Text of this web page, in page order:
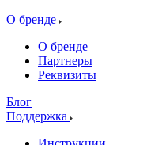
О бренде
О бренде
Партнеры
Реквизиты
Блог
Поддержка